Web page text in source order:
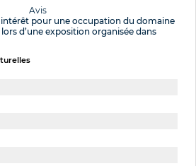
Avis
pour une occupation du domaine
d’une exposition organisée dans